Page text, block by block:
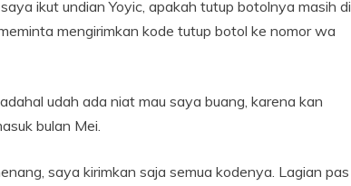
ikut undian Yoyic, apakah tutup botolnya masih di
mengirimkan kode tutup botol ke nomor wa
udah ada niat mau saya buang, karena kan
bulan Mei.
saya kirimkan saja semua kodenya. Lagian pas